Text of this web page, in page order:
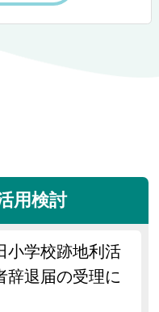
用検討
小学校跡地利活
辞退届の受理に